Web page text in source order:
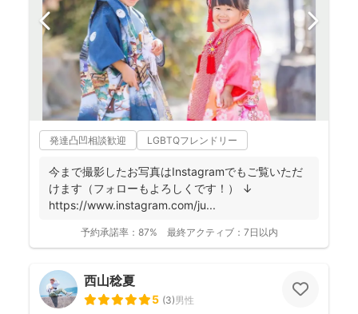
発達凸凹相談歓迎 LGBTQフレンドリー
今まで撮影したお写真はInstagramでもご覧いただ
けます（フォローもよろしくです！） ↓
https://www.instagram.com/ju...
予約承諾率： 87% 最終アクティブ： 7日以内
西山稔夏
5 (3)男性